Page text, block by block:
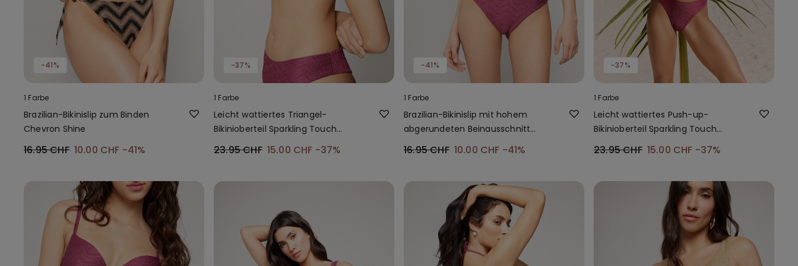
-41%
1 Farbe
Brazilian-Bikinislip zum Binden
Chevron Shine
16.95 CHF 10.00 CHF -41%
-37%
1 Farbe
Leicht wattiertes Triangel-
Bikinioberteil Sparkling Touch
23.95 CHF 15.00 CHF -37%
-41%
1 Farbe
Brazilian-Bikinislip mit hohem
abgerundeten Beinausschnitt
16.95 CHF 10.00 CHF -41%
-37%
1 Farbe
Leicht wattiertes Push-up-
Bikinioberteil Sparkling Touch
23.95 CHF 15.00 CHF -37%